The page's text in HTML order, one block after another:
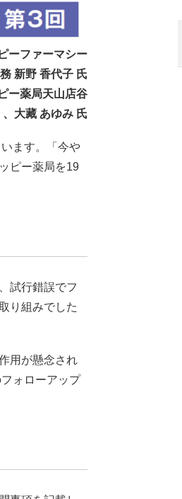
ーファーマシー
新野 香代子 氏
ー薬局天山店谷
大藏 あゆみ 氏
ます。「今や
ピー薬局を19
試行錯誤でフ
り組みでした
用が懸念され
ォローアップ